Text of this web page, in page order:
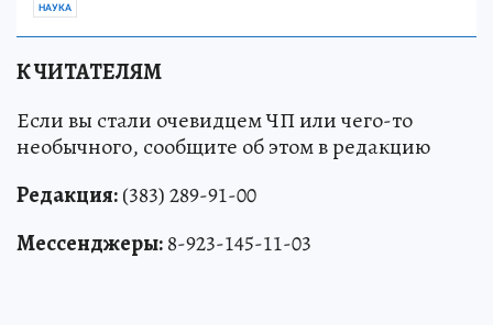
НАУКА
К ЧИТАТЕЛЯМ
Если вы стали очевидцем ЧП или чего-то
необычного, сообщите об этом в редакцию
Редакция:(383) 289-91-00
Мессенджеры:8-923-145-11-03